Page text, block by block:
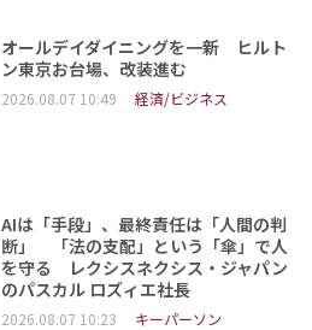
オールデイダイニングを一新 ヒルト
ン東京お台場、改装進む
2026.08.07 10:49 経済/ビジネス
AIは「手段」、最終責任は「人間の判
断」 「法の支配」という「傘」で人
を守る レクシスネクシス・ジャパン
のパスカル ロズィエ社長
2026.08.07 10:23 キーパーソン